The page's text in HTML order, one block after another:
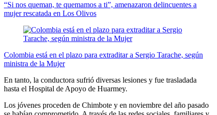
“Si nos queman, te quemamos a ti”, amenazaron delincuentes a
mujer rescatada en Los Olivos
Colombia está en el plazo para extraditar a Sergio Tarache, según
ministra de la Mujer
En tanto, la conductora sufrió diversas lesiones y fue trasladada
hasta el Hospital de Apoyo de Huarmey.
Los jóvenes proceden de Chimbote y en noviembre del año pasado